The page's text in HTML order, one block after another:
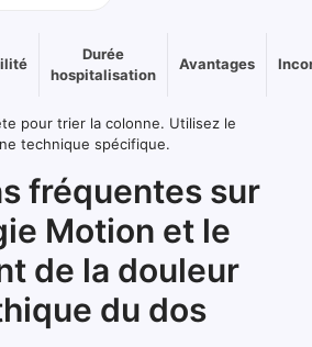
Durée
hospitalisation
Avantages
pour trier la colonne. Utilisez le
technique spécifique.
fréquentes sur
Motion et le
de la douleur
du dos